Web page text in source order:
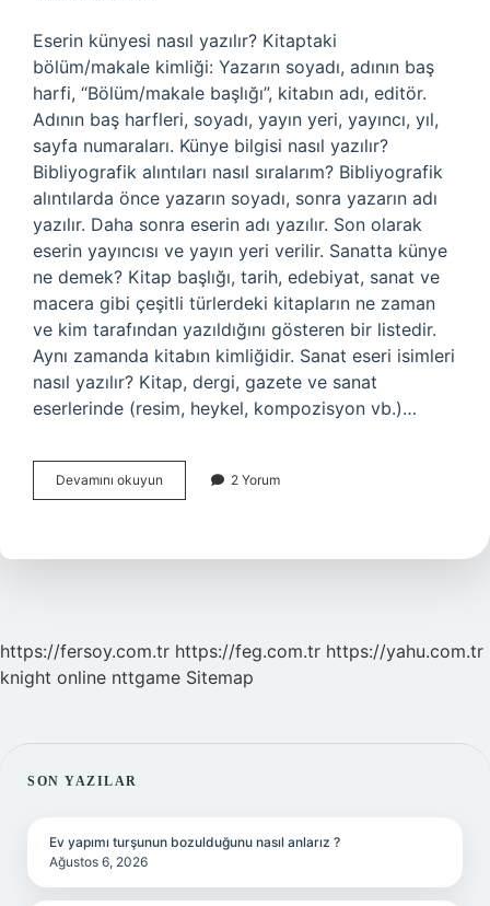
Eserin künyesi nasıl yazılır? Kitaptaki
bölüm/makale kimliği: Yazarın soyadı, adının baş
harfi, “Bölüm/makale başlığı”, kitabın adı, editör.
Adının baş harfleri, soyadı, yayın yeri, yayıncı, yıl,
sayfa numaraları. Künye bilgisi nasıl yazılır?
Bibliyografik alıntıları nasıl sıralarım? Bibliyografik
alıntılarda önce yazarın soyadı, sonra yazarın adı
yazılır. Daha sonra eserin adı yazılır. Son olarak
eserin yayıncısı ve yayın yeri verilir. Sanatta künye
ne demek? Kitap başlığı, tarih, edebiyat, sanat ve
macera gibi çeşitli türlerdeki kitapların ne zaman
ve kim tarafından yazıldığını gösteren bir listedir.
Aynı zamanda kitabın kimliğidir. Sanat eseri isimleri
nasıl yazılır? Kitap, dergi, gazete ve sanat
eserlerinde (resim, heykel, kompozisyon vb.)…
Devamını okuyun
Eseri
Yazılır
2 Yorum
https://fersoy.com.tr https://feg.com.tr https://yahu.com.tr
knight online nttgame Sitemap
SIDEBAR
SON YAZILAR
Ev yapımı turşunun bozulduğunu nasıl anlarız ?
Ağustos 6, 2026